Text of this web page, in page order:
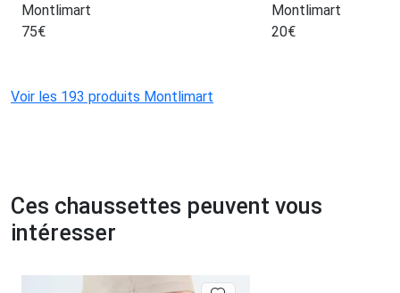
Montlimart
75€
Montlimart
20€
Voir les 193 produits Montlimart
Ces chaussettes peuvent vous
intéresser